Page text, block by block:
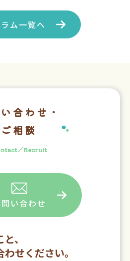
ム一覧へ
合わせ・
ご相談
／Recruit
い合わせ
、
せください。